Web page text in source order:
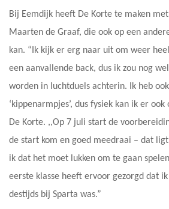
Bij Eemdijk heeft De Korte te maken
Maarten de Graaf, die ook op een
kan. “Ik kijk er erg naar uit om weer
een aanvallende back, dus ik zou nog
worden in luchtduels achterin. Ik heb
‘kippenarmpjes’, dus fysiek kan ik er
De Korte. ,,Op 7 juli start de
de start kom en goed meedraai – dat
ik dat het moet lukken om te gaan
eerste klasse heeft ervoor gezorgd dat
destijds bij Sparta was.”